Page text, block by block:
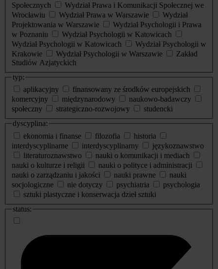
Społecznych
Wydział Prawa i Komunikacji Społecznej we
Wrocławiu
Wydział Prawa w Warszawie
Wydział
Projektowania w Warszawie
Wydział Psychologii i Prawa
w Poznaniu
Wydział Psychologii w Katowicach
Wydział Psychologii w Katowicach
Wydział Psychologii w
Krakowie
Wydział Psychologii w Warszawie
Zakład
Studiów Azjatyckich
typ:
aplikacyjny
finansowany ze środków europejskich
komercyjny
międzynarodowy
naukowo-badawczy
społeczny
strategiczno-rozwojowy
studencki
dyscyplina:
ekonomia i finanse
filozofia
historia
interdyscyplinarne
interdyscyplinarny
językoznawstwo
literaturoznawstwo
nauki o komunikacji i mediach
nauki o kulturze i religii
nauki o polityce i administracji
nauki o zarządzaniu i jakości
nauki prawne
nauki
socjologiczne
nie dotyczy psychiatria
psychologia
sztuki plastyczne i konserwacja dzieł sztuki
status: